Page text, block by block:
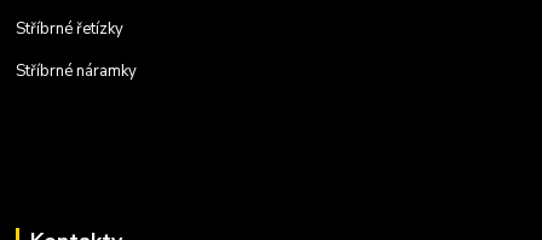
Stříbrné řetízky
Stříbrné náramky